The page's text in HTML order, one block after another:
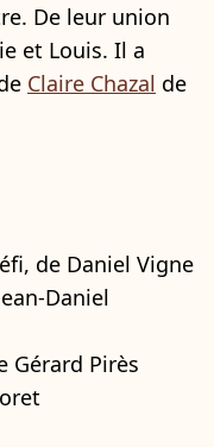
De leur union
et Louis. Il a
Claire Chazal de
de Daniel Vigne
Daniel
Gérard Pirès